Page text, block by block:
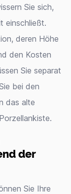
Sie sich,
einschließt.
deren Höhe
den Kosten
Sie separat
bei den
das alte
der
Sie Ihre